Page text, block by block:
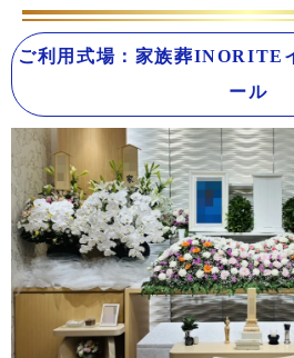
ご利用式場：家族葬
ール